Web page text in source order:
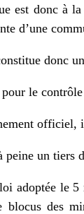
est donc à
d’une
donc
le
officiel,
peine un tiers
adoptée le
blocus des